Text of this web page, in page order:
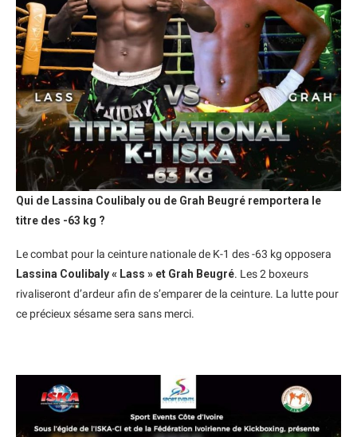
Qui de Lassina Coulibaly ou de Grah Beugré remportera le
titre des -63 kg ?
Le combat pour la ceinture nationale de K-1 des -63 kg opposera
Lassina Coulibaly « Lass » et Grah Beugré. Les 2 boxeurs
rivaliseront d’ardeur afin de s’emparer de la ceinture. La lutte pour
ce précieux sésame sera sans merci.